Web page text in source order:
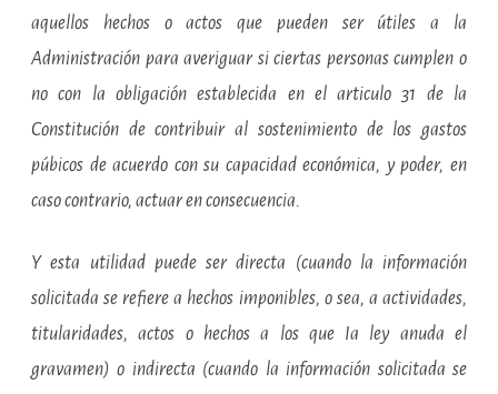
aquellos hechos o actos que pueden ser útiles a la
Administración para averiguar si ciertas personas cumplen o
no con la obligación establecida en el articulo 31 de la
Constitución de contribuir al sostenimiento de los gastos
púbicos de acuerdo con su capacidad económica, y poder, en
caso contrario, actuar en consecuencia.
Y esta utilidad puede ser directa (cuando la información
solicitada se refiere a hechos imponibles, o sea, a actividades,
titularidades, actos o hechos a los que Ia ley anuda el
gravamen) o indirecta (cuando la información solicitada se